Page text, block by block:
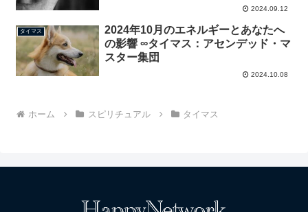
2024.09.12
タイマス
2024年10月のエネルギーとあなたへ
の影響 ∞タイマス：アセンデッド・マ
スター集団
2024.10.08
ホーム スピリチュアル タイマス